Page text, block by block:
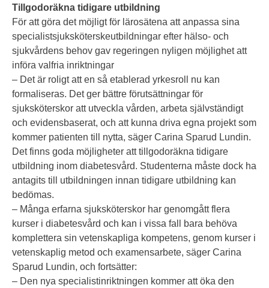
Tillgodoräkna tidigare utbildning
För att göra det möjligt för lärosätena att anpassa sina
specialistsjuksköterskeutbildningar efter hälso- och
sjukvårdens behov gav regeringen nyligen möjlighet att
införa valfria inriktningar
– Det är roligt att en så etablerad yrkesroll nu kan
formaliseras. Det ger bättre förutsättningar för
sjuksköterskor att utveckla vården, arbeta självständigt
och evidensbaserat, och att kunna driva egna projekt som
kommer patienten till nytta, säger Carina Sparud Lundin.
Det finns goda möjligheter att tillgodoräkna tidigare
utbildning inom diabetesvård. Studenterna måste dock ha
antagits till utbildningen innan tidigare utbildning kan
bedömas.
– Många erfarna sjuksköterskor har genomgått flera
kurser i diabetesvård och kan i vissa fall bara behöva
komplettera sin vetenskapliga kompetens, genom kurser i
vetenskaplig metod och examensarbete, säger Carina
Sparud Lundin, och fortsätter:
– Den nya specialistinriktningen kommer att öka den